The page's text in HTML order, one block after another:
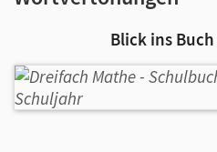
Blick ins Buch